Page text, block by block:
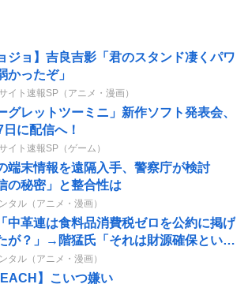
ジョ】吉良吉影「君のスタンド凄くパワ
かったぞ」
イト速報SP（アニメ・漫画）
グレットツーミニ」新作ソフト発表会、
に配信へ！
イト速報SP（ゲーム）
端末情報を遠隔入手、警察庁が検討
の秘密」と整合性は
タル（アニメ・漫画）
中革連は食料品消費税ゼロを公約に掲げ
が？」→階猛氏「それは財源確保という
き」
タル（アニメ・漫画）
】こいつ嫌い